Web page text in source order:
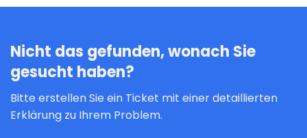
Nicht das gefunden, wonach Sie
gesucht haben?
Bitte erstellen Sie ein Ticket mit einer detaillierten
Erklärung zu Ihrem Problem.